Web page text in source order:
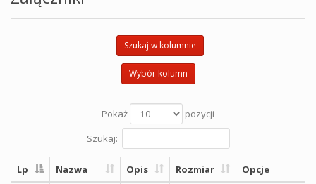
Szukaj w kolumnie
Wybór kolumn
Pokaż
pozycji
Szukaj:
Lp Nazwa Opis Rozmiar Opcje